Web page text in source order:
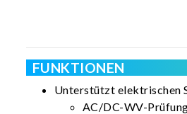
FUNKTIONEN
Unterstützt elektrischen
AC/DC-WV-